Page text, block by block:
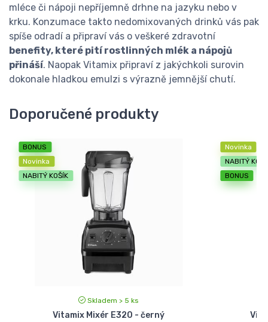
mléce či nápoji nepříjemně drhne na jazyku nebo v
krku. Konzumace takto nedomixovaných drinků vás pak
spíše odradí a připraví vás o veškeré zdravotní
benefity, které pití rostlinných mlék a nápojů
přináší. Naopak Vitamix připraví z jakýchkoli surovin
dokonale hladkou emulzi s výrazně jemnější chutí.
Doporučené produkty
BONUS
Novinka
NABITÝ KOŠÍK
Skladem > 5 ks
Vitamix Mixér E320 - černý
Novinka
NABITÝ
BONUS